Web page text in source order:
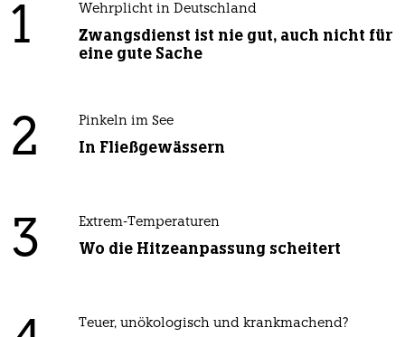
1 Wehrplicht in Deutschland
Zwangsdienst ist nie gut, auch nicht für
eine gute Sache
2 Pinkeln im See
In Fließgewässern
3 Extrem-Temperaturen
Wo die Hitzeanpassung scheitert
Teuer, unökologisch und krankmachend?